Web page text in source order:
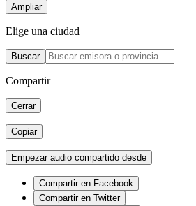
Ampliar
Elige una ciudad
Buscar
Compartir
Cerrar
Copiar
Empezar audio compartido desde
Compartir en Facebook
Compartir en Twitter